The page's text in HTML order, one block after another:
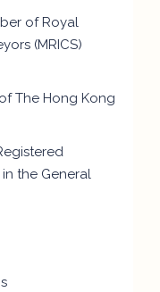
of Royal
(MRICS)
The Hong Kong
in the General